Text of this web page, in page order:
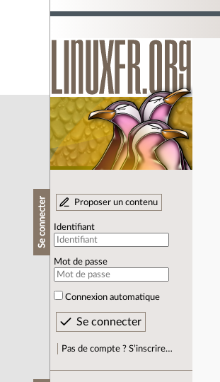
Se connecter Proposer un contenu
Identifiant
Mot de passe
Connexion automatique
Pas de compte ? S’inscrire…